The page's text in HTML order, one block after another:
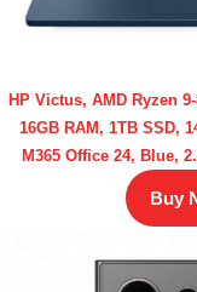
HP Victus, AMD Ryzen
16GB RAM, 1TB SSD,
M365 Office 24, Blue,
Buy